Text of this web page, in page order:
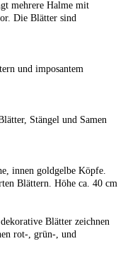
mehrere Halme mit
Die Blätter sind
und imposantem
Stängel und Samen
innen goldgelbe Köpfe.
Blättern. Höhe ca. 40 cm
Blätter zeichnen
rot-, grün-, und